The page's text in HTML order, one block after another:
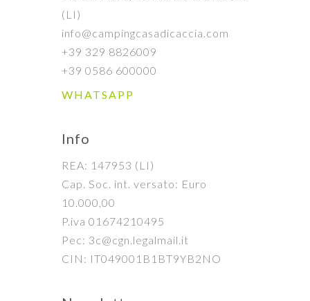
(LI)
info@campingcasadicaccia.com
+39 329 8826009
+39 0586 600000
WHATSAPP
Info
REA: 147953 (LI)
Cap. Soc. int. versato: Euro
10.000,00
P.iva 01674210495
Pec: 3c@cgn.legalmail.it
CIN: IT049001B1BT9YB2NO